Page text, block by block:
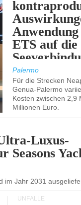
ETS auf die
Palermo
Für die Strecken
Genua-Palermo
Kosten zwischen 2,9
Millionen Euro.
Luxus-
im Jahr 2031
UNFÄLLE